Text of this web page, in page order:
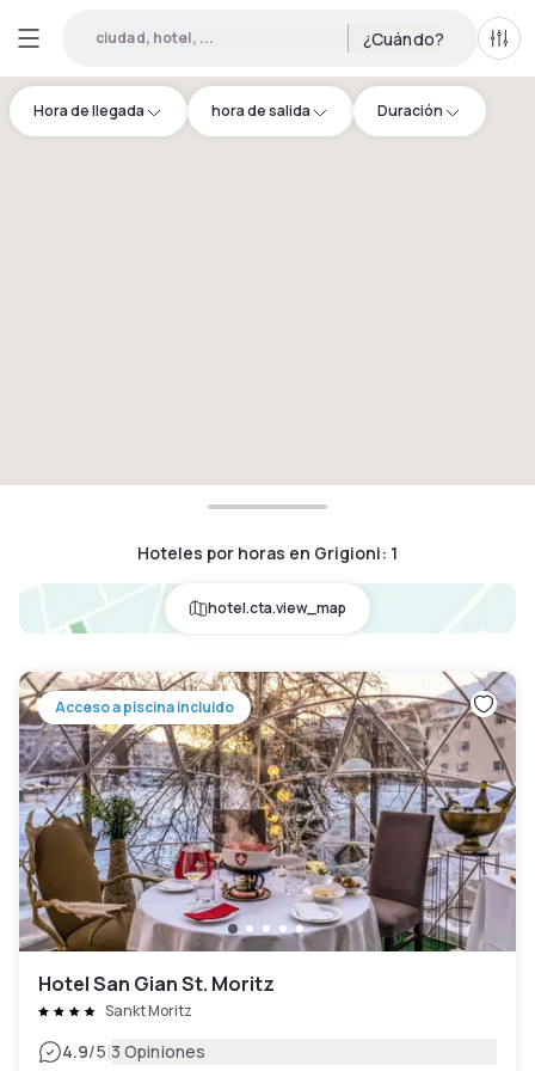
ciudad, hotel, ... ¿Cuándo?
Hora de llegada hora de salida Duración
Hoteles por horas en Grigioni: 1
hotel.cta.view_map
Acceso a piscina incluido
Hotel San Gian St. Moritz
Sankt Moritz
4.9/5|3 Opiniones